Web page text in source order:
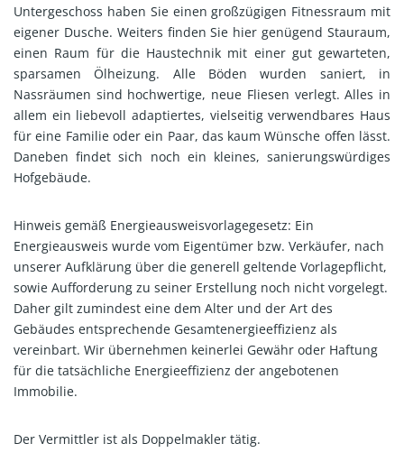
Untergeschoss haben Sie einen großzügigen Fitnessraum mit
eigener Dusche. Weiters finden Sie hier genügend Stauraum,
einen Raum für die Haustechnik mit einer gut gewarteten,
sparsamen Ölheizung. Alle Böden wurden saniert, in
Nassräumen sind hochwertige, neue Fliesen verlegt. Alles in
allem ein liebevoll adaptiertes, vielseitig verwendbares Haus
für eine Familie oder ein Paar, das kaum Wünsche offen lässt.
Daneben findet sich noch ein kleines, sanierungswürdiges
Hofgebäude.
Hinweis gemäß Energieausweisvorlagegesetz: Ein
Energieausweis wurde vom Eigentümer bzw. Verkäufer, nach
unserer Aufklärung über die generell geltende Vorlagepflicht,
sowie Aufforderung zu seiner Erstellung noch nicht vorgelegt.
Daher gilt zumindest eine dem Alter und der Art des
Gebäudes entsprechende Gesamtenergieeffizienz als
vereinbart. Wir übernehmen keinerlei Gewähr oder Haftung
für die tatsächliche Energieeffizienz der angebotenen
Immobilie.
Der Vermittler ist als Doppelmakler tätig.